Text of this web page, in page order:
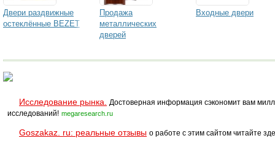
Двери раздвижные
остеклённые BEZET
Продажа
металлических
дверей
Входные двери
Исследование рынка.
Достоверная информация сэкономит вам
исследований! megaresearch.ru
Goszakaz. ru: реальные отзывы о работе с этим сайтом читайте